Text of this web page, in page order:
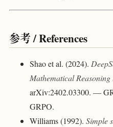
参考 / References
Shao et al. (2024).
Mathematical
arXiv:2402.03300. —
GRPO.
Williams (1992). Simple